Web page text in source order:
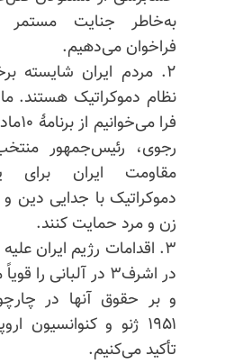
به‌خاطر جنایت مستمر
فراخوان می‌دهیم.
۲. مردم ایران شایسته
نظام دموکراتیک هستند.
فرا
رجوی، رئیس‌جمهور
مقاومت ایران
دموکراتیک با جدایی دین
زن و مرد حمایت کنند.
۳. اقدامات رژیم ایران
در اشرف۳ در آلبانی
و بر حقوق آنها در
۱۹۵۱ ژنو و کنوانسیون
تأکید می‌کنیم.